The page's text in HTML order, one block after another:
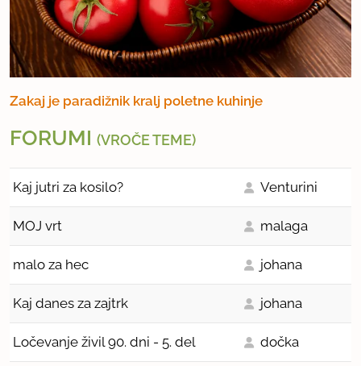
Zakaj je paradižnik kralj poletne kuhinje
FORUMI (VROČE TEME)
Kaj jutri za kosilo? Venturini
MOJ vrt malaga
malo za hec johana
Kaj danes za zajtrk johana
Ločevanje živil 90. dni - 5. del dočka